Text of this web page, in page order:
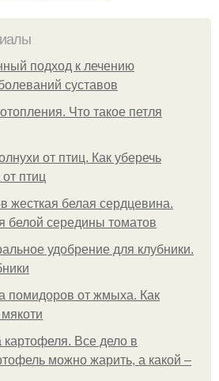
подход к лечению
суставов
Что такое петля
от птиц. Как уберечь
птиц
жесткая белая сердцевина.
белой середины томатов
удобрение для клубники.
помидоров от жмыха. Как
Все дело в
можно жарить, а какой –